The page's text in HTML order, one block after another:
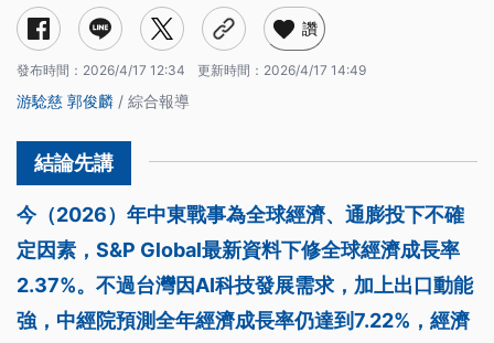
讚
發布時間： 2026/4/17 12:34 更新時間： 2026/4/17 14:49
游騐慈 郭俊麟 / 綜合報導
今（2026）年中東戰事為全球經濟、通膨投下不確
定因素，S&P Global最新資料下修全球經濟成長率
2.37%。不過台灣因AI科技發展需求，加上出口動能
強，中經院預測全年經濟成長率仍達到7.22%，經濟